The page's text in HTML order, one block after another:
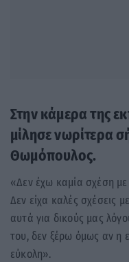
Στην κάμερα της
μίλησε νωρίτερα
Θωμόπουλος.
«Δεν έχω καμία σχέση με
Δεν είχα καλές σχέσεις
αυτά για δικούς μας
του, δεν ξέρω όμως αν η
εύκολη».